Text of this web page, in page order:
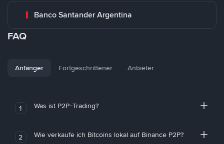
Banco Santander Argentina
FAQ
Anfänger Fortgeschrittener Anbieter
1 Was ist P2P-Trading?
2 Wie verkaufe ich Bitcoins lokal auf Binance P2P?